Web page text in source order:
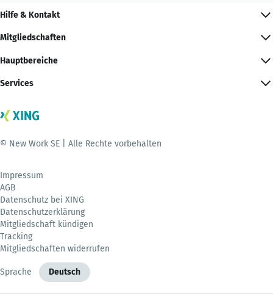
Hilfe & Kontakt
Mitgliedschaften
Hauptbereiche
Services
© New Work SE | Alle Rechte vorbehalten
Impressum
AGB
Datenschutz bei XING
Datenschutzerklärung
Mitgliedschaft kündigen
Tracking
Mitgliedschaften widerrufen
Sprache Deutsch